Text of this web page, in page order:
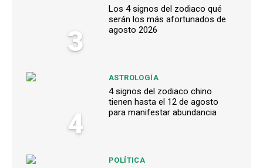
3
Los 4 signos del zodiaco qué
serán los más afortunados de
agosto 2026
4
ASTROLOGÍA
4 signos del zodiaco chino
tienen hasta el 12 de agosto
para manifestar abundancia
POLÍTICA